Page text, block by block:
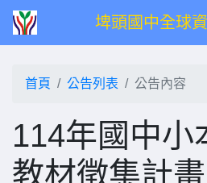
埤頭國中全球
首頁 公告列表 公告內容
114年國中小
教材徵集計畫